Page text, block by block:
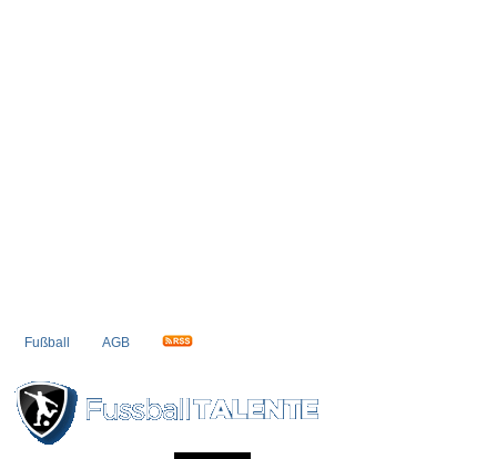
Fußball AGB